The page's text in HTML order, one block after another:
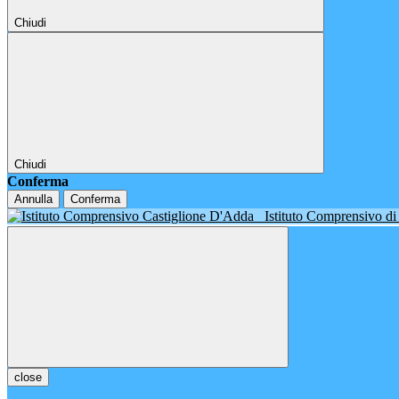
Chiudi
Chiudi
Conferma
Annulla Conferma
Istituto Comprensivo
close